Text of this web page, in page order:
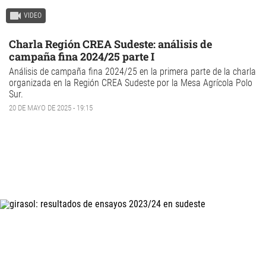
VIDEO
Charla Región CREA Sudeste: análisis de
campaña fina 2024/25 parte I
Análisis de campaña fina 2024/25 en la primera parte de la charla
organizada en la Región CREA Sudeste por la Mesa Agrícola Polo
Sur.
20 DE MAYO DE 2025 - 19:15